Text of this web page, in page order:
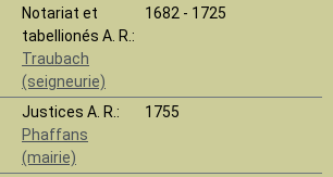
Notariat et
tabellionés A. R.:
Traubach
(seigneurie)
1682 - 1725
Justices A. R.:
Phaffans
(mairie)
1755